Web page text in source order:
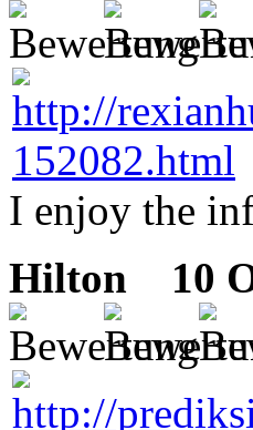
I enjoy the
Hilton
10